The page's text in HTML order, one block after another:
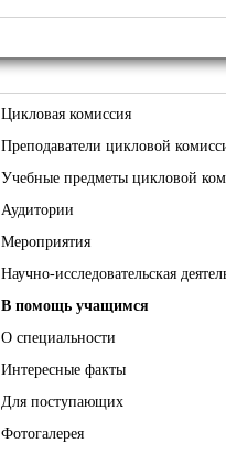
Цикловая комиссия
Преподаватели цикловой
Учебные предметы цикловой
Аудитории
Мероприятия
Научно-исследовательская
В помощь учащимся
О специальности
Интересные факты
Для поступающих
Фотогалерея